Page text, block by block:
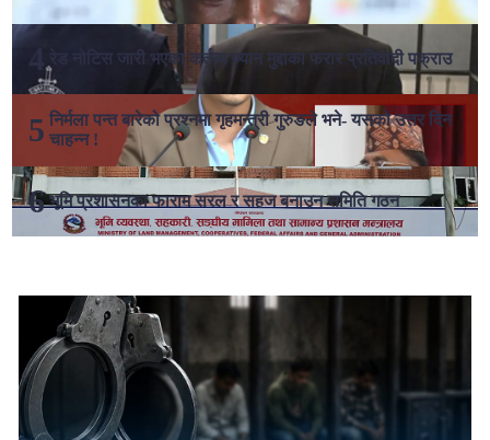
रेड नोटिस जारी भएका कर्तव्य ज्यान मुद्दाका फरार प्रतिवादी पक्राउ
निर्मला पन्त बारेको प्रश्नमा गृहमन्त्री गुरुङले भने- यसको उत्तर दिन
चाहन्न !
भूमि प्रशासनका फाराम सरल र सहज बनाउन समिति गठन